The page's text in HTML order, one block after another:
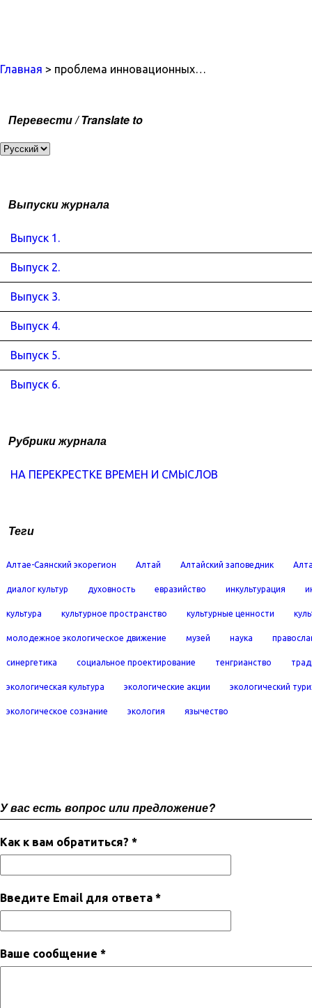
Главная > проблема инновационных…
Перевести / Translate to
Выпуски журнала
Выпуск 1.
Выпуск 2.
Выпуск 3.
Выпуск 4.
Выпуск 5.
Выпуск 6.
Рубрики журнала
НА ПЕРЕКРЕСТКЕ ВРЕМЕН И СМЫСЛОВ
Теги
Алтае-Саянский экорегион Алтай Алтайский заповедник
диалог культур духовность евразийство инкультурация
культура культурное пространство культурные ценности
молодежное экологическое движение музей наука
синергетика социальное проектирование тенгрианство
экологическая культура экологические акции экологический
экологическое сознание экология язычество
У вас есть вопрос или предложение?
Как к вам обратиться? *
Введите Email для ответа *
Ваше сообщение *